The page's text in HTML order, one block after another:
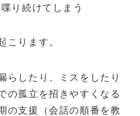
り続けてしまう
こります。
らしたり、ミスをしたり
の孤立を招きやすくなる
の支援（会話の順番を教